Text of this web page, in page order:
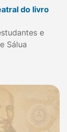
do livro
e
Sálua